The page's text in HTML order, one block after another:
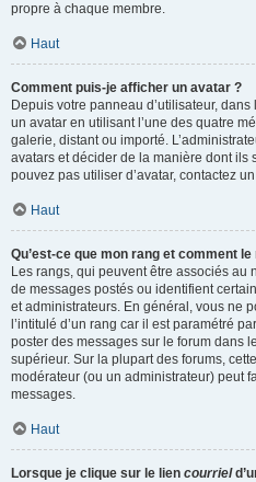
propre à chaque membre.
Haut
Comment puis-je afficher un avatar ?
Depuis votre panneau d’utilisateur,
un avatar en utilisant l’une des quatre
galerie, distant ou importé.
avatars et décider de la manière dont ils
pouvez pas utiliser d’avatar, contactez
Haut
Qu’est-ce que mon rang et comment
Les rangs, qui peuvent être associés au
de messages postés ou identifient
et administrateurs. En général, vous ne
l’intitulé d’un rang car il est paramétré
poster des messages sur le forum dans
supérieur. Sur la plupart des forums,
modérateur (ou un administrateur) peut
messages.
Haut
Lorsque je clique sur le lien courriel